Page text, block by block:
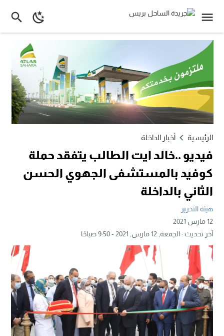
الرئيسية أخبار الداخلة
فيديو ..خالد ايت الطالب يتفقد حملة
كوفيد بالمستشفى الجهوي الحسن
الثاني بالداخلة
هيئة التحرير
12 مارس 2021
آخر تحديث :الجمعة, 12 مارس, 2021 - 9:50 صباحًا